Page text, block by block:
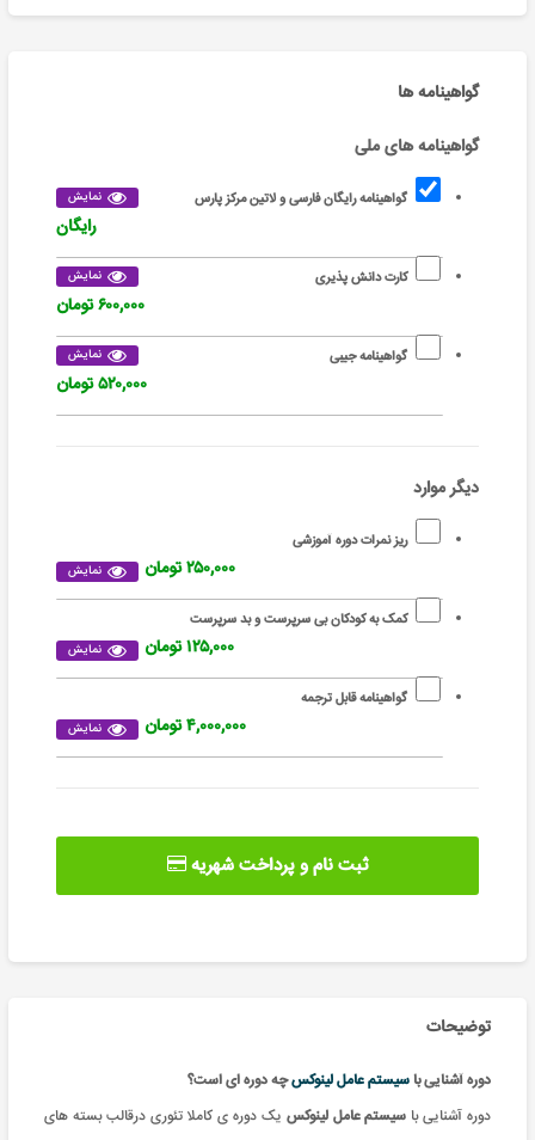
گواهینامه ها
گواهینامه های ملی
گواهینامه رایگان فارسی و لاتین مرکز پارس نمایش
رایگان
کارت دانش پذیری نمایش
۶۰۰,۰۰۰ تومان
گواهینامه جیبی نمایش
۵۲۰,۰۰۰ تومان
دیگر موارد
ریز نمرات دوره آموزشی
نمایش ۲۵۰,۰۰۰ تومان
کمک به کودکان بی سرپرست و بد سرپرست
نمایش ۱۲۵,۰۰۰ تومان
گواهینامه قابل ترجمه
نمایش ۴,۰۰۰,۰۰۰ تومان
ثبت نام و پرداخت شهریه
توضیحات
دوره آشنایی باسیستم عامل لینوکسچه دوره ای است؟
دوره آشنایی با سیستم عامل لینوکس یک دوره ی کاملا تئوری درقالب بسته های